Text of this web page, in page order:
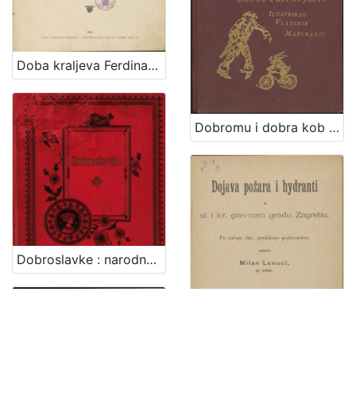
Doba kraljeva Ferdinanda I., Maksimilijana i Rudolfa : (1527-1608) : sa 160 ilustracija
Dobromu i dobra kob / Ivan Brlić
Dobroslavke : narodne pripovijesti hrvatskoj mladeži / pribrao i priredio Franjo Bartuš